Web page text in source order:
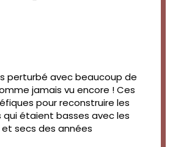
perturbé avec beaucoup de
jamais vu encore ! Ces
pour reconstruire les
qui étaient basses avec les
secs des années